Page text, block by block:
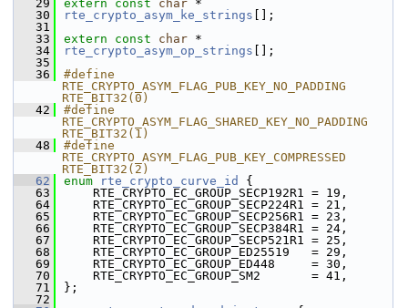
   29
extern const char *
   30
rte_crypto_asym_ke_strings [];
   31
   33
extern const char *
   34
rte_crypto_asym_op_strings [];
   35
   36
#define
RTE_CRYPTO_ASYM_FLAG_PUB_KEY_NO_PADDING
RTE_BIT32(0)
   42
#define
RTE_CRYPTO_ASYM_FLAG_SHARED_KEY_NO_PADDING
RTE_BIT32(1)
   48
#define
RTE_CRYPTO_ASYM_FLAG_PUB_KEY_COMPRESSED
RTE_BIT32(2)
   62
enum rte_crypto_curve_id
{
   63
    RTE_CRYPTO_EC_GROUP_SECP192R1 = 19,
   64
    RTE_CRYPTO_EC_GROUP_SECP224R1 = 21,
   65
    RTE_CRYPTO_EC_GROUP_SECP256R1 = 23,
   66
    RTE_CRYPTO_EC_GROUP_SECP384R1 = 24,
   67
    RTE_CRYPTO_EC_GROUP_SECP521R1 = 25,
   68
    RTE_CRYPTO_EC_GROUP_ED25519   = 29,
   69
    RTE_CRYPTO_EC_GROUP_ED448     = 30,
   70
    RTE_CRYPTO_EC_GROUP_SM2       = 41,
   71
};
   72